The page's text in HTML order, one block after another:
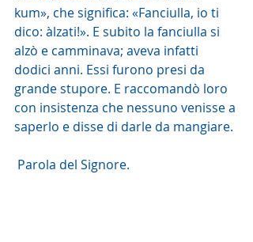
kum», che significa: «Fanciulla, io ti
dico: àlzati!». E subito la fanciulla si
alzò e camminava; aveva infatti
dodici anni. Essi furono presi da
grande stupore. E raccomandò loro
con insistenza che nessuno venisse a
saperlo e disse di darle da mangiare.
Parola del Signore.